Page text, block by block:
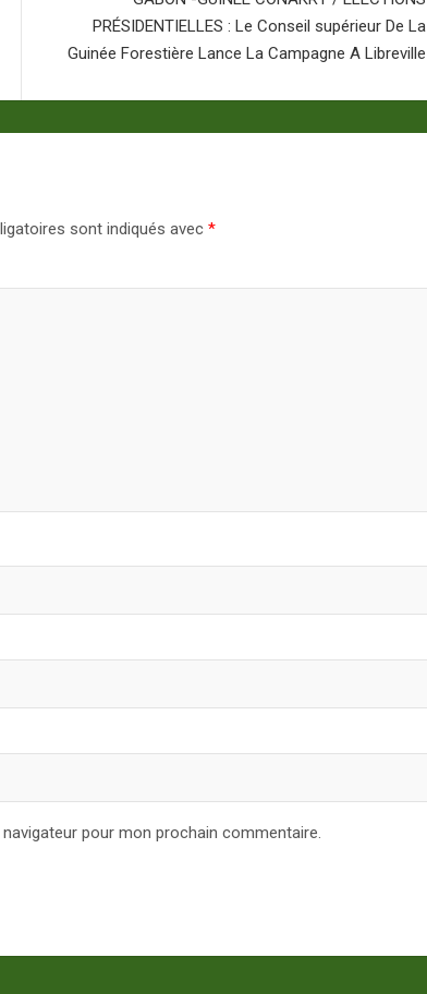
PRÉSIDENTIELLES : Le Conseil supérieur De La
Guinée Forestière Lance La Campagne A Libreville
sont indiqués avec *
pour mon prochain commentaire.